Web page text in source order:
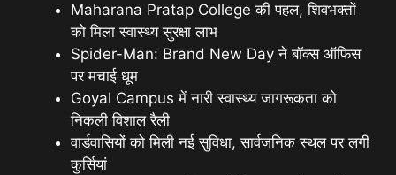
Maharana Pratap College की पहल, शिवभक्तों
को मिला स्वास्थ्य सुरक्षा लाभ
Spider-Man: Brand New Day ने बॉक्स ऑफिस
पर मचाई धूम
Goyal Campus में नारी स्वास्थ्य जागरूकता को
निकली विशाल रैली
वार्डवासियों को मिली नई सुविधा, सार्वजनिक स्थल पर लगी
कुर्सियां